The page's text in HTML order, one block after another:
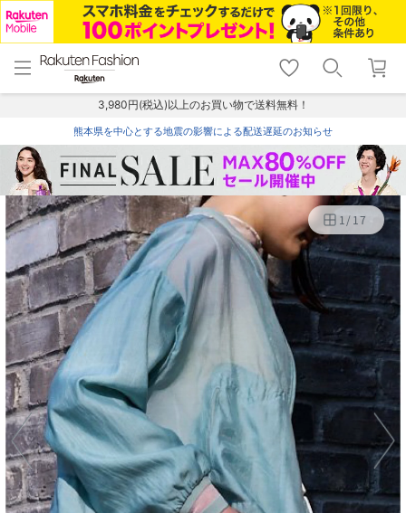
menu home
トップ
shopping_cart lock_outline
ログイン
3,980円(税込)以上のお買い物で送料無料！
熊本県を中心とする地震の影響による配送遅延のお知らせ
1/17